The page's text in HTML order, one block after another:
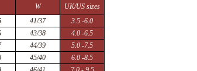
W
UK/US sizes
41/37
3.5 -6.0
43/38
4.0 -6.5
44/39
5.0 -7.5
45/40
6.0 -8.5